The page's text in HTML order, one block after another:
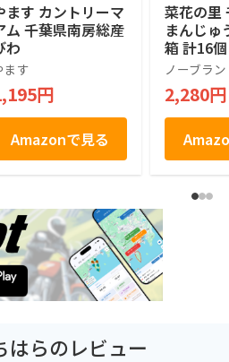
ます カントリーマ
ム 千葉県南房総産
わ
ます
円
Amazonで見る
菜花の里
まんじ
箱 計16
形 ピーナ
ん 和菓子
土産 房総
土産
ノーブラ
2,280円
はらのレビュー